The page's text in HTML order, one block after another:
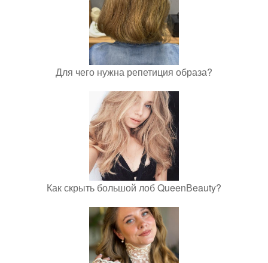
Для чего нужна репетиция образа?
Как скрыть большой лоб QueenВeauty?